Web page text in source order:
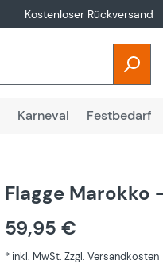
Kostenloser Rückversand
Karneval Festbedarf
Flagge Marokko
59,95 €
* inkl. MwSt. Zzgl. Versandkosten